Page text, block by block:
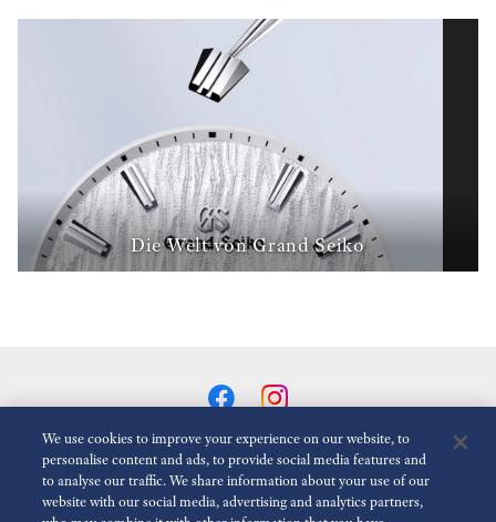
Die Welt von Grand Seiko
Animationen Reduzieren Deaktiviert
We use cookies to improve your experience on our website, to
personalise content and ads, to provide social media features and
to analyse our traffic. We share information about your use of our
website with our social media, advertising and analytics partners,